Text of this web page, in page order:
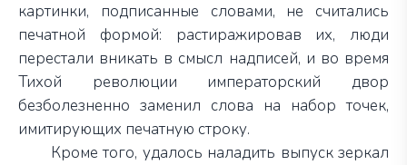
картинки, подписанные словами, не считались
печатной формой: растиражировав их, люди
перестали вникать в смысл надписей, и во время
Тихой революции императорский двор
безболезненно заменил слова на набор точек,
имитирующих печатную строку.
Кроме того, удалось наладить выпуск зеркал